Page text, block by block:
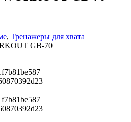
, Тренажеры для хвата
GB-70